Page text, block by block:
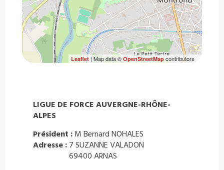
Leaflet| Map data ©OpenStreetMapcontributors
LIGUE DE FORCE AUVERGNE-RHÔNE-
ALPES
Président : M Bernard NOHALES
Adresse : 7 SUZANNE VALADON
69400 ARNAS